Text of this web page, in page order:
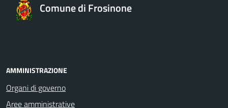
Comune di Frosinone
AMMINISTRAZIONE
Organi di governo
Aree amministrative